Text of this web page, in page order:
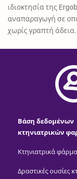
ιδιοκτησία της
αναπαραγωγή σε
χωρίς γραπτή άδεια.
Βάση δεδομένων
κτηνιατρικών
Κτηνιατρικά
Δραστικές ουσίες